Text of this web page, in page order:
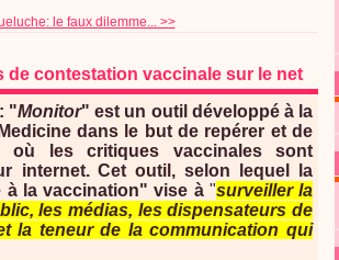
le faux dilemme... >>
contestation vaccinale sur le net
"Monitor" est un outil développé à la
dans le but de repérer et de
où les critiques vaccinales sont
internet. Cet outil, selon lequel la
à la vaccination" vise à"surveiller la
les médias, les dispensateurs de
la teneur de la communication qui